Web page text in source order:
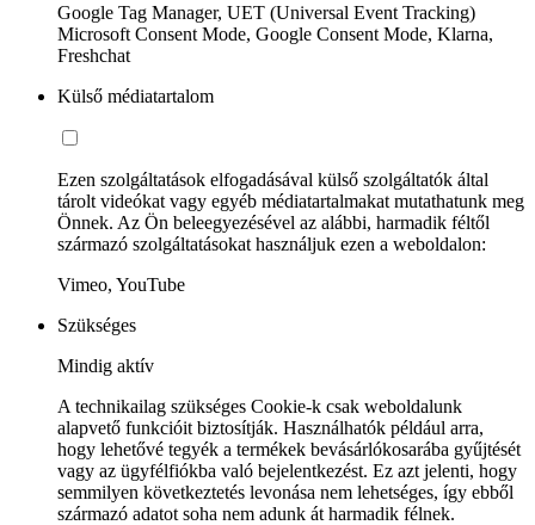
Google Tag Manager, UET (Universal Event Tracking)
Microsoft Consent Mode, Google Consent Mode, Klarna,
Freshchat
Külső médiatartalom
Ezen szolgáltatások elfogadásával külső szolgáltatók által
tárolt videókat vagy egyéb médiatartalmakat mutathatunk meg
Önnek. Az Ön beleegyezésével az alábbi, harmadik féltől
származó szolgáltatásokat használjuk ezen a weboldalon:
Vimeo, YouTube
Szükséges
Mindig aktív
A technikailag szükséges Cookie-k csak weboldalunk
alapvető funkcióit biztosítják. Használhatók például arra,
hogy lehetővé tegyék a termékek bevásárlókosarába gyűjtését
vagy az ügyfélfiókba való bejelentkezést. Ez azt jelenti, hogy
semmilyen következtetés levonása nem lehetséges, így ebből
származó adatot soha nem adunk át harmadik félnek.